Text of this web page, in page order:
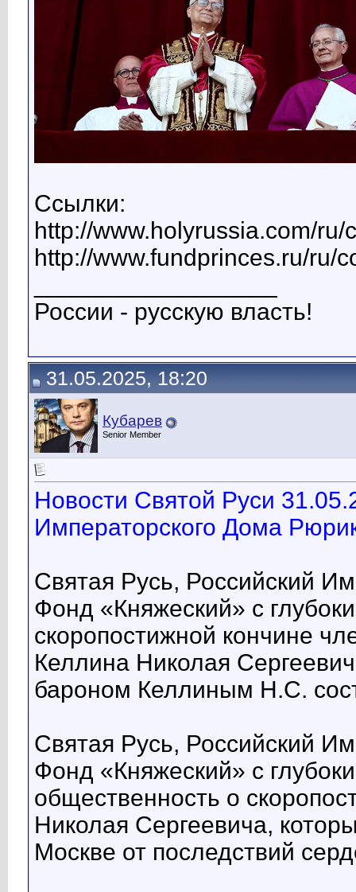
Ссылки:
http://www.holyrussia.com/ru/
http://www.fundprinces.ru/ru/
России - русскую власть!
31.05.2025, 18:20
Кубарев
Senior Member
Новости Святой Руси
Императорского Дома
Святая Русь, Российский
Фонд «Княжеский» с
скоропостижной кончине
Келлина Николая
бароном Келлиным Н.С.
Святая Русь, Российский
Фонд «Княжеский» с
общественность о
Николая Сергеевича,
Москве от последствий